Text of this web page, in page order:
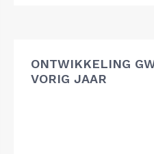
ONTWIKKELING
VORIG JAAR